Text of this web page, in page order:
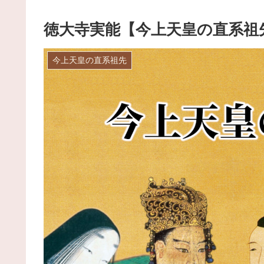
徳大寺実能【今上天皇の直系祖
今上天皇の直系祖先